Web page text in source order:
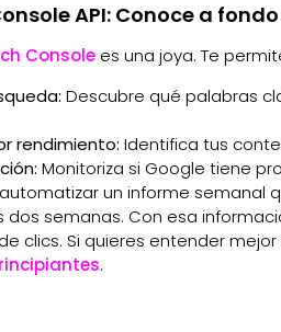
API: Conoce a
Console es una joya. Te
Descubre qué palabras
rendimiento: Identifica tus
Monitoriza si Google tiene
un informe semanal
dos semanas. Con esa
clics. Si quieres entender
.